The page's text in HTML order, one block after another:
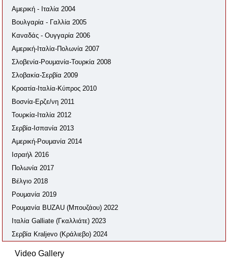
Αμερική - Ιταλία 2004
Βουλγαρία - Γαλλία 2005
Καναδάς - Ουγγαρία 2006
Αμερική-Ιταλία-Πολωνία 2007
Σλοβενία-Ρουμανία-Τουρκία 2008
Σλοβακία-Σερβία 2009
Κροατία-Ιταλία-Κύπρος 2010
Βοσνία-Ερζε/νη 2011
Τουρκία-Ιταλία 2012
Σερβία-Ισπανία 2013
Αμερική-Ρουμανία 2014
Ισραήλ 2016
Πολωνία 2017
Βέλγιο 2018
Ρουμανία 2019
Ρουμανία BUZAU (Μπουζάου) 2022
Ιταλία Galliate (Γκαλλιάτε) 2023
Σερβία Kraljevo (Κράλιεβο) 2024
Video Gallery